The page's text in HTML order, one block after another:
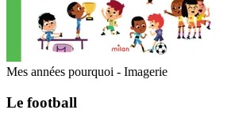
Mes années pourquoi - Imagerie
Le football